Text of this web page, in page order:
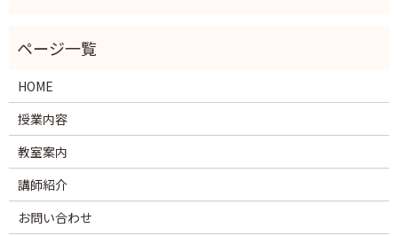
HOME
授業内容
教室案内
講師紹介
お問い合わせ